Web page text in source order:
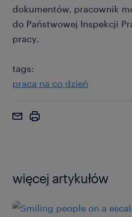
dokumentów, pracownik
do Państwowej Inspekcji
pracy.
tags:
praca na co dzień
więcej artykułów